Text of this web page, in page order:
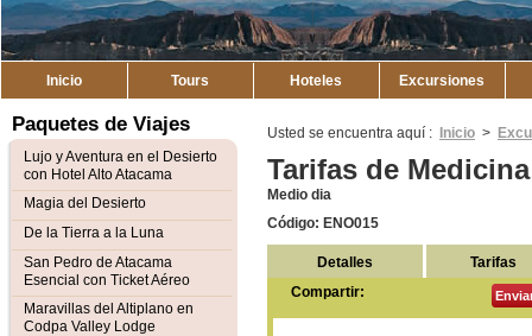
Inicio Tours Hoteles Excursiones
Usted se encuentra aquí : Inicio >
Tarifas de
Medio dia
Código: ENO015
Detalles
Tarifas
Compartir:
Paquetes de Viajes
Lujo y Aventura en el Desierto
con Hotel Alto Atacama
Magia del Desierto
De la Tierra a la Luna
San Pedro de Atacama
Esencial con Ticket Aéreo
Maravillas del Altiplano en
Codpa Valley Lodge